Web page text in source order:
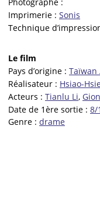
Imprimerie : Sonis
Technique
Le film
Pays d’origine : Taïwan
Réalisateur : Hsiao-
Acteurs : Tianlu Li,
Date de 1ère sortie : 8/
Genre : drame